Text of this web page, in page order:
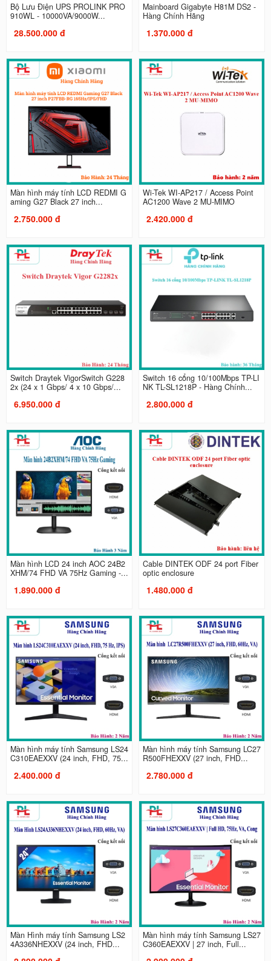
Bộ Lưu Điện UPS PROLINK PRO
910WL - 10000VA/9000W...
28.500.000 đ
Mainboard Gigabyte H81M DS2 -
Hàng Chính Hãng
1.370.000 đ
Màn hình máy tính LCD REDMI G
aming G27 Black 27 inch...
2.750.000 đ
Wi-Tek WI-AP217 / Access Point
AC1200 Wave 2 MU-MIMO
2.420.000 đ
Switch Draytek VigorSwitch G228
2x (24 x 1 Gbps/ 4 x 10 Gbps/...
6.950.000 đ
Switch 16 cổng 10/100Mbps TP-LI
NK TL-SL1218P - Hàng Chính...
2.800.000 đ
Màn hình LCD 24 inch AOC 24B2
XHM/74 FHD VA 75Hz Gaming -...
1.890.000 đ
Cable DINTEK ODF 24 port Fiber
optic enclosure
1.480.000 đ
Màn hình máy tính Samsung LS24
C310EAEXXV (24 inch, FHD, 75...
2.400.000 đ
Màn hình máy tính Samsung LC27
R500FHEXXV (27 inch, FHD...
2.780.000 đ
Màn Hình máy tính Samsung LS2
4A336NHEXXV (24 inch, FHD...
Màn hình máy tính Samsung LS27
C360EAEXXV | 27 inch, Full...